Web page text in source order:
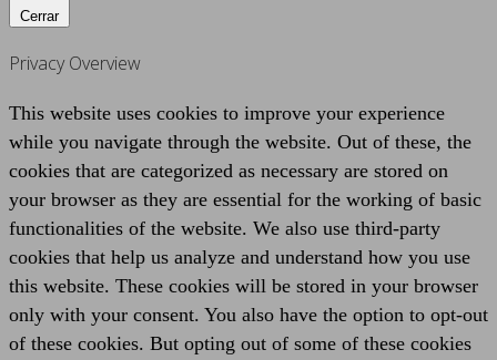
Cerrar
Privacy Overview
This website uses cookies to improve your experience
while you navigate through the website. Out of these, the
cookies that are categorized as necessary are stored on
your browser as they are essential for the working of basic
functionalities of the website. We also use third-party
cookies that help us analyze and understand how you use
this website. These cookies will be stored in your browser
only with your consent. You also have the option to opt-out
of these cookies. But opting out of some of these cookies